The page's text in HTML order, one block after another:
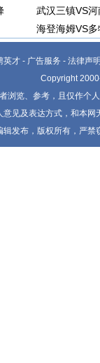
武汉三镇VS
海登海姆VS
英才 - 广告服务 - 法律声
Copyright
浏览、参考，且仅作个
见及表达方式，和本
发布，版权所有，严